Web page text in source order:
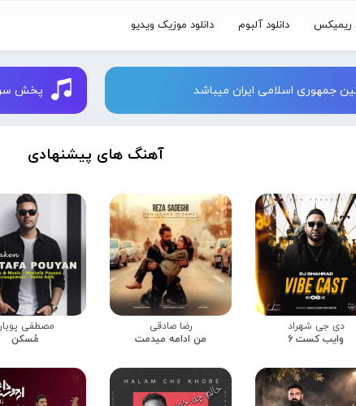
ریمیکس دانلود آلبوم دانلود موزیک ویدیو
جمهوری اسلامی ایران میباشد پخش
آهنگ های پیشنهادی
دی جی شهراد
وایب کست 6
رضا صادقی
من ادامه میدمت
مصطفی
مُسکن